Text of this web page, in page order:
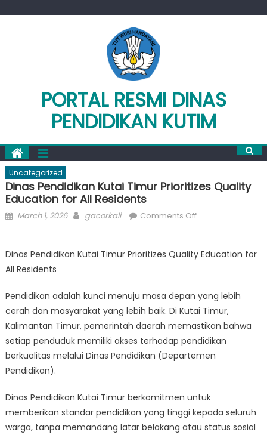
PORTAL RESMI DINAS
PENDIDIKAN KUTIM
Uncategorized
Dinas Pendidikan Kutai Timur Prioritizes Quality
Education for All Residents
Posted
March 1, 2026 Author
gacorkali Comments Offon
Kutai
Quality
Education
for
All
Residents
Dinas Pendidikan Kutai Timur Prioritizes Quality Education for
All Residents
Pendidikan adalah kunci menuju masa depan yang lebih
cerah dan masyarakat yang lebih baik. Di Kutai Timur,
Kalimantan Timur, pemerintah daerah memastikan bahwa
setiap penduduk memiliki akses terhadap pendidikan
berkualitas melalui Dinas Pendidikan (Departemen
Pendidikan).
Dinas Pendidikan Kutai Timur berkomitmen untuk
memberikan standar pendidikan yang tinggi kepada seluruh
warga, tanpa memandang latar belakang atau status sosial